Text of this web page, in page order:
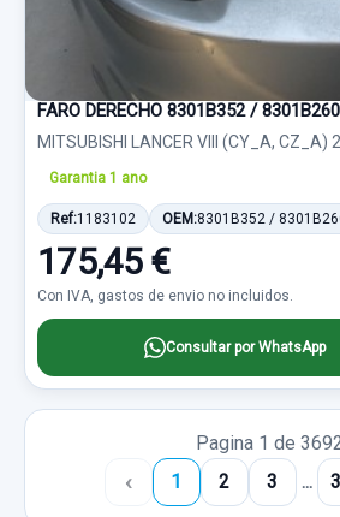
FARO DERECHO 8301B352 / 8301B260
MITSUBISHI LANCER VIII (CY_A, CZ_A)
Garantia 1 ano
Ref:1183102 OEM:8301B352 /
175,45 €
Con IVA, gastos de envio no incluidos.
Consultar por WhatsApp
Pagina 1 de
‹ 1 2 3 ...